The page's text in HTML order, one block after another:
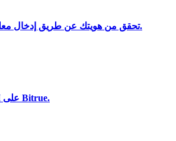
تحليل البيانات الضخمة بما في ذلك المعلومات التجارية، وما إلى ذلك. تحقق من هويتك عن طريق إدخال معلوماتك الشخصية وتحميل بطاقة هوية صالحة تحتوي على صورة.
استخدم مجموعة متنوعة من خيارات الدفع لشراء Sleepless AI على Bitrue.